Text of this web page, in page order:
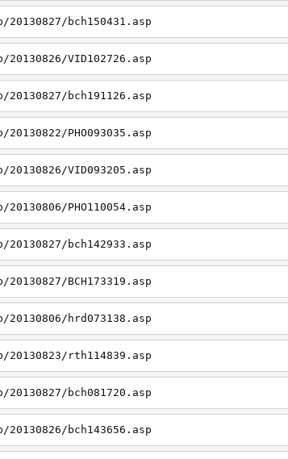
bch150431.asp
VID102726.asp
bch191126.asp
PHO093035.asp
VID093205.asp
PHO110054.asp
bch142933.asp
BCH173319.asp
hrd073138.asp
rth114839.asp
bch081720.asp
bch143656.asp